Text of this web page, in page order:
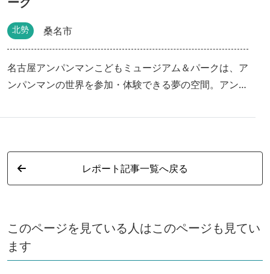
北勢 桑名市
名古屋アンパンマンこどもミュージアム＆パークは、ア
ンパンマンの世界を参加・体験できる夢の空間。アンパ
ド、アンパンマンショーなど、見どころ満載のアンパン
顔がパンになったジャムおじさんのパン工場など、ショ
ッピング＆フードエリアも充実。大人も笑顔になれる楽
しいスポットです。ナガシマリゾート内にあり、遊園地
レポート記事一覧へ戻る
このページを見ている人はこのページも見てい
ます